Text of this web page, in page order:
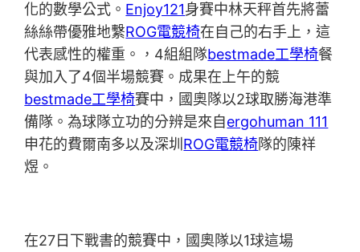
化的數學公式。 Enjoy121身賽中林天秤首先將蕾
絲絲帶優雅地繫ROG電競椅在自己的右手上，這
代表感性的權重。，4組組隊bestmade工學椅餐
與加入了4個半場競賽。成果在上午的競
bestmade工學椅賽中，國奧隊以2球取勝海港準
備隊。為球隊立功的分辨是來自ergohuman 111
申花的費爾南多以及深圳 ROG電競椅隊的陳祥
煜。
在27日下戰書的競賽中，國奧隊以1球這場